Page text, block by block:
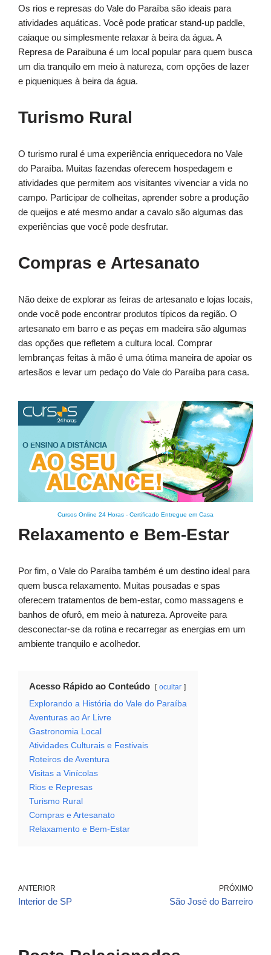
Os rios e represas do Vale do Paraíba são ideais para
atividades aquáticas. Você pode praticar stand-up paddle,
caiaque ou simplesmente relaxar à beira da água. A
Represa de Paraibuna é um local popular para quem busca
um dia tranquilo em meio à natureza, com opções de lazer
e piqueniques à beira da água.
Turismo Rural
O turismo rural é uma experiência enriquecedora no Vale
do Paraíba. Muitas fazendas oferecem hospedagem e
atividades que permitem aos visitantes vivenciar a vida no
campo. Participar de colheitas, aprender sobre a produção
de queijos e até mesmo andar a cavalo são algumas das
experiências que você pode desfrutar.
Compras e Artesanato
Não deixe de explorar as feiras de artesanato e lojas locais,
onde você pode encontrar produtos típicos da região. O
artesanato em barro e as peças em madeira são algumas
das opções que refletem a cultura local. Comprar
lembranças feitas à mão é uma ótima maneira de apoiar os
artesãos e levar um pedaço do Vale do Paraíba para casa.
Cursos Online 24 Horas - Certificado Entregue em Casa
Relaxamento e Bem-Estar
Por fim, o Vale do Paraíba também é um destino ideal para
quem busca relaxamento. Muitas pousadas e spas
oferecem tratamentos de bem-estar, como massagens e
banhos de ofurô, em meio à natureza. Aproveite para
desconectar-se da rotina e recarregar as energias em um
ambiente tranquilo e acolhedor.
Acesso Rápido ao Conteúdo ocultar
Explorando a História do Vale do Paraíba
Aventuras ao Ar Livre
Gastronomia Local
Atividades Culturais e Festivais
Roteiros de Aventura
Visitas a Vinícolas
Rios e Represas
Turismo Rural
Compras e Artesanato
Relaxamento e Bem-Estar
ANTERIOR
Interior de SP
PRÓXIMO
São José do Barreiro